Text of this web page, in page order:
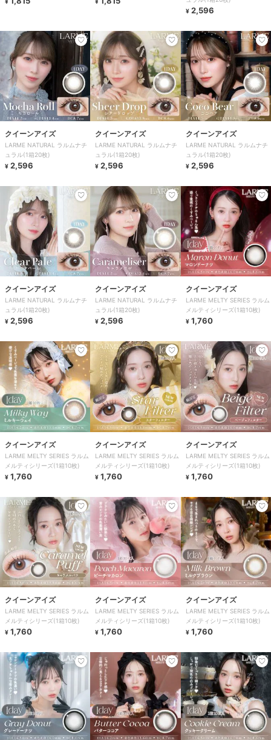
¥ 2,596
クイーンアイズ
LARME NATURAL ラルムナチ
ュラル(1箱20枚)
¥ 2,596
クイーンアイズ
LARME NATURAL ラルムナチ
ュラル(1箱20枚)
¥ 2,596
クイーンアイズ
LARME NATURAL ラルムナチ
ュラル(1箱20枚)
¥ 2,596
クイーンアイズ
LARME NATURAL ラルムナチ
ュラル(1箱20枚)
¥ 2,596
クイーンアイズ
LARME NATURAL ラルムナチ
ュラル(1箱20枚)
¥ 2,596
クイーンアイズ
LARME MELTY SERIES ラルム
メルティシリーズ(1箱10枚)
¥ 1,760
クイーンアイズ
LARME MELTY SERIES ラルム
メルティシリーズ(1箱10枚)
¥ 1,760
クイーンアイズ
LARME MELTY SERIES ラルム
メルティシリーズ(1箱10枚)
¥ 1,760
クイーンアイズ
LARME MELTY SERIES ラルム
メルティシリーズ(1箱10枚)
¥ 1,760
クイーンアイズ
LARME MELTY SERIES ラルム
メルティシリーズ(1箱10枚)
¥ 1,760
クイーンアイズ
LARME MELTY SERIES ラルム
メルティシリーズ(1箱10枚)
¥ 1,760
クイーンアイズ
LARME MELTY SERIES ラルム
メルティシリーズ(1箱10枚)
¥ 1,760